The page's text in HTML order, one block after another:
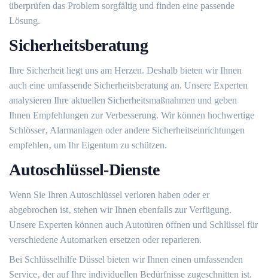
überprüfen das Problem sorgfältig und finden eine passende
Lösung.​
Sicherheitsberatung
Ihre Sicherheit liegt uns am Herzen.​ Deshalb bieten wir Ihnen
auch eine umfassende Sicherheitsberatung an.​ Unsere Experten
analysieren Ihre aktuellen Sicherheitsmaßnahmen und geben
Ihnen Empfehlungen zur Verbesserung.​ Wir können hochwertige
Schlösser‚ Alarmanlagen oder andere Sicherheitseinrichtungen
empfehlen‚ um Ihr Eigentum zu schützen.​
Autoschlüssel-Dienste
Wenn Sie Ihren Autoschlüssel verloren haben oder er
abgebrochen ist‚ stehen wir Ihnen ebenfalls zur Verfügung.
Unsere Experten können auch Autotüren öffnen und Schlüssel für
verschiedene Automarken ersetzen oder reparieren.
Bei Schlüsselhilfe Düssel bieten wir Ihnen einen umfassenden
Service‚ der auf Ihre individuellen Bedürfnisse zugeschnitten ist.​